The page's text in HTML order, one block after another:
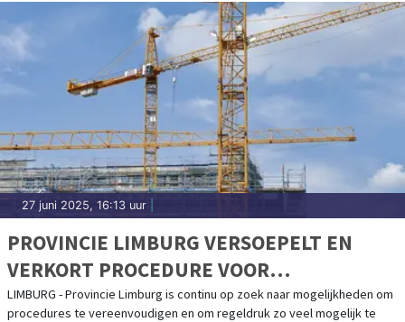
27 juni 2025, 16:13 uur
PROVINCIE LIMBURG VERSOEPELT EN
VERKORT PROCEDURE VOOR
WONINGBOUWPLANNEN
LIMBURG - Provincie Limburg is continu op zoek naar mogelijkheden om
procedures te vereenvoudigen en om regeldruk zo veel mogelijk te